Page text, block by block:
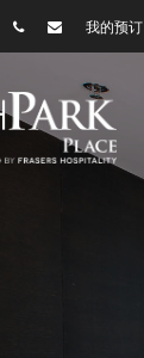
我的预订